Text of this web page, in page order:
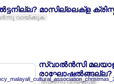
മാസില്ലെക്ള
വായിക്കുക
സ്വാല്‍ന്‍സി
രാഘോഷല്‍ങ്ങല്ല?
തുടര്‍ന്നു വായിക്കുക